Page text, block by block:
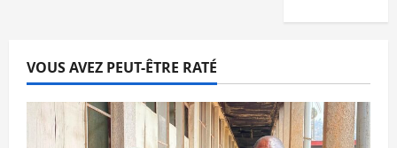
VOUS AVEZ PEUT-ÊTRE RATÉ